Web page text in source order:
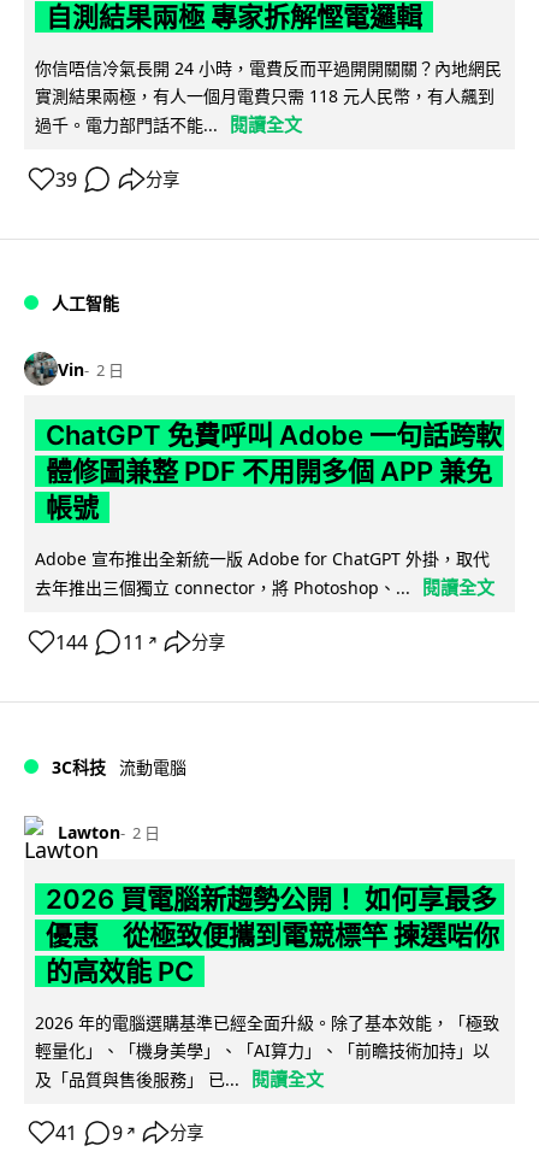
自測結果兩極 專家拆解慳電邏輯
你信唔信冷氣長開 24 小時，電費反而平過開開關關？內地網民
實測結果兩極，有人一個月電費只需 118 元人民幣，有人飆到
過千。電力部門話不能...
閱讀全文
39 分享
人工智能
Vin 2 日
ChatGPT 免費呼叫 Adobe 一句話跨軟
體修圖兼整 PDF 不用開多個 APP 兼免
帳號
Adobe 宣布推出全新統一版 Adobe for ChatGPT 外掛，取代
去年推出三個獨立 connector，將 Photoshop、...
閱讀全文
144 11 ↗ 分享
3C科技 流動電腦
Lawton 2 日
2026 買電腦新趨勢公開！ 如何享最多
優惠 從極致便攜到電競標竿 揀選啱你
的高效能 PC
2026 年的電腦選購基準已經全面升級。除了基本效能，「極致
輕量化」、「機身美學」、「AI算力」、「前瞻技術加持」以
及「品質與售後服務」 已...
閱讀全文
41 9 ↗ 分享